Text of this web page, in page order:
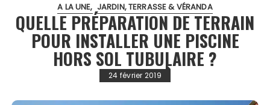
A LA UNE JARDIN, TERRASSE & VÉRANDA
QUELLE PRÉPARATION DE TERRAIN
POUR INSTALLER UNE PISCINE
HORS SOL TUBULAIRE ?
24 février 2019